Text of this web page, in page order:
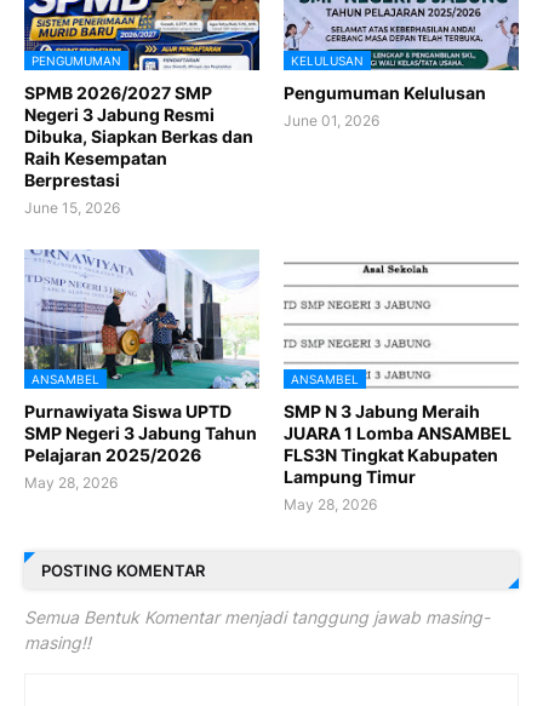
PENGUMUMAN
SPMB 2026/2027 SMP
Negeri 3 Jabung Resmi
Dibuka, Siapkan Berkas dan
Raih Kesempatan
Berprestasi
June 15, 2026
KELULUSAN
Pengumuman Kelulusan
June 01, 2026
ANSAMBEL
Purnawiyata Siswa UPTD
SMP Negeri 3 Jabung Tahun
Pelajaran 2025/2026
May 28, 2026
ANSAMBEL
SMP N 3 Jabung Meraih
JUARA 1 Lomba ANSAMBEL
FLS3N Tingkat Kabupaten
Lampung Timur
May 28, 2026
POSTING KOMENTAR
Semua Bentuk Komentar menjadi tanggung jawab masing-
masing!!